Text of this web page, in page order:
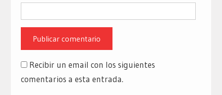
Recibir un email con los siguientes
comentarios a esta entrada.